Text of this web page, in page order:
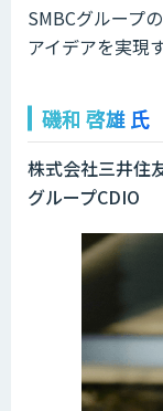
SMBCグループ
アイデアを実現
磯和 啓雄 氏
株式会社三井住
グループCDIO